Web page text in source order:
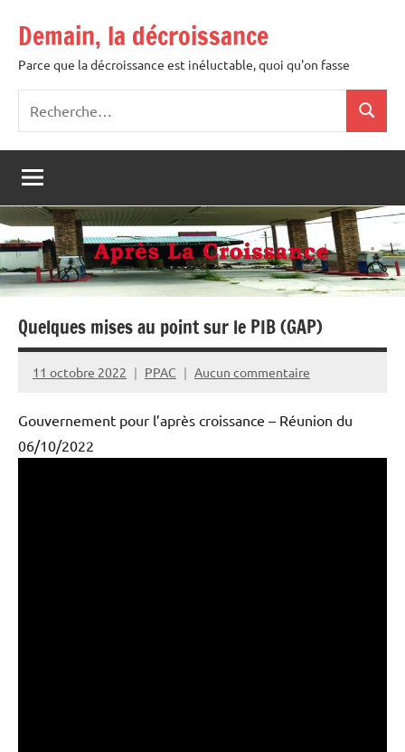
contenu
Demain, la décroissance
Parce que la décroissance est inéluctable, quoi qu'on fasse
Recherche
pour
:
Quelques mises au point sur le PIB (GAP)
11 octobre 2022 PPAC Aucun commentaire
Gouvernement pour l’après croissance – Réunion du
06/10/2022